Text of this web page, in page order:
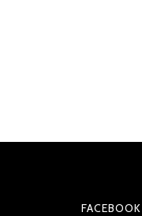
FACEBOOK